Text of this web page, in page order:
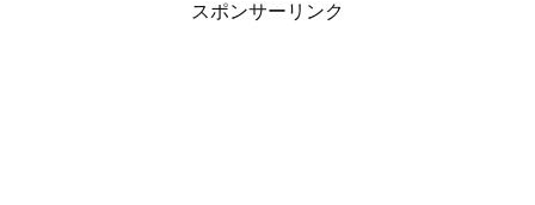
スポンサーリンク